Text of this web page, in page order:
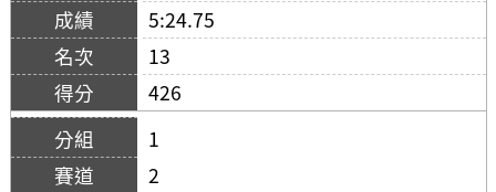
5:24.75
13
426
1
2